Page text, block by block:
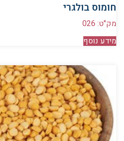
חומוס בולגרי
מק"ט: 026
מידע נוסף